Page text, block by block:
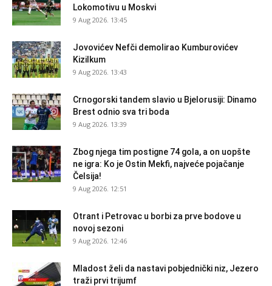
Lokomotivu u Moskvi
9 Aug 2026. 13:45
Jovovićev Nefči demolirao Kumburovićev
Kizilkum
9 Aug 2026. 13:43
Crnogorski tandem slavio u Bjelorusiji: Dinamo
Brest odnio sva tri boda
9 Aug 2026. 13:39
Zbog njega tim postigne 74 gola, a on uopšte
ne igra: Ko je Ostin Mekfi, najveće pojačanje
Čelsija!
9 Aug 2026. 12:51
Otrant i Petrovac u borbi za prve bodove u
novoj sezoni
9 Aug 2026. 12:46
Mladost želi da nastavi pobjednički niz, Jezero
traži prvi trijumf